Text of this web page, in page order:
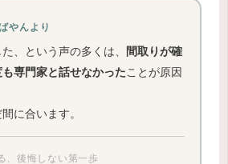
やんより
、という声の多くは、 間取りが確
専門家と話せなかったことが原因
に合います。
、後悔しない第一歩